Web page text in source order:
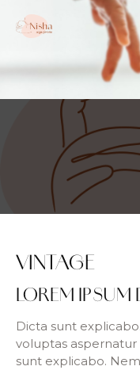
VINTAGE
LOREM IPSUM
Dicta sunt
voluptas aspernatur
sunt explicabo.